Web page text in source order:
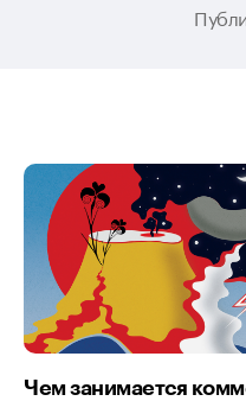
Чем занимается